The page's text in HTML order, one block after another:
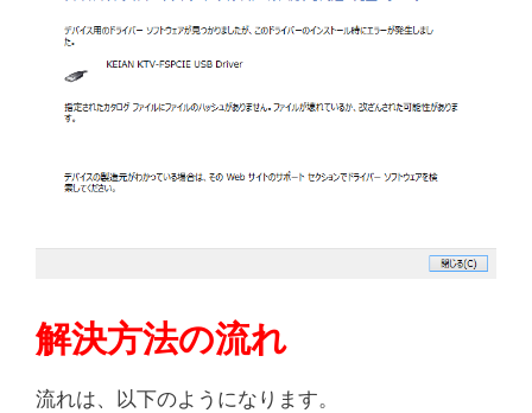
解決方法の流れ
流れは、以下のようになります。